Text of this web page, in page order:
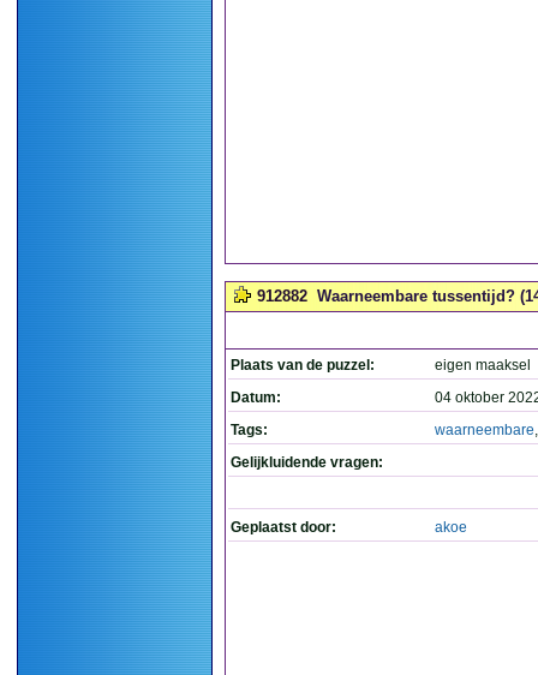
912882 Waarneembare tussentijd?
Plaats van de puzzel:
eigen maaksel
Datum:
04 oktober
Tags:
waarneembare
Gelijkluidende vragen:
Geplaatst door: akoe